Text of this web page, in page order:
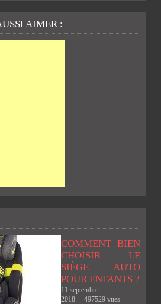
AIMER :
COMMENT BIEN
CHOISIR LE
SIÈGE AUTO
POUR ENFANTS ?
11 septembre
2018
497529 vues